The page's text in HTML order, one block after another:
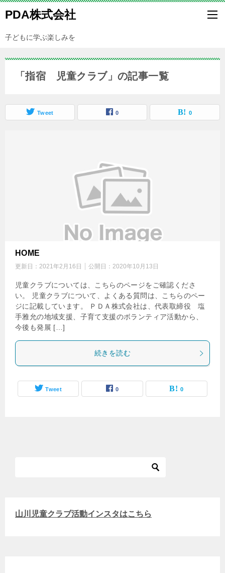
PDA株式会社
子どもに学ぶ楽しみを
「指宿 児童クラブ」の記事一覧
Tweet 0 0
HOME
更新日： 2021年2月16日 公開日： 2020年10月13日
児童クラブについては、こちらのページをご確認くださ
い。 児童クラブについて、よくある質問は、こちらのペー
ジに記載しています。 ＰＤＡ株式会社は、代表取締役 塩
手雅允の地域支援、子育て支援のボランティア活動から、
今後も発展 […]
続きを読む
Tweet 0 0
山川児童クラブ活動インスタはこちら